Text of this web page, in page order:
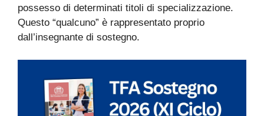
possesso di determinati titoli di specializzazione.
Questo “qualcuno” è rappresentato proprio
dall’insegnante di sostegno.